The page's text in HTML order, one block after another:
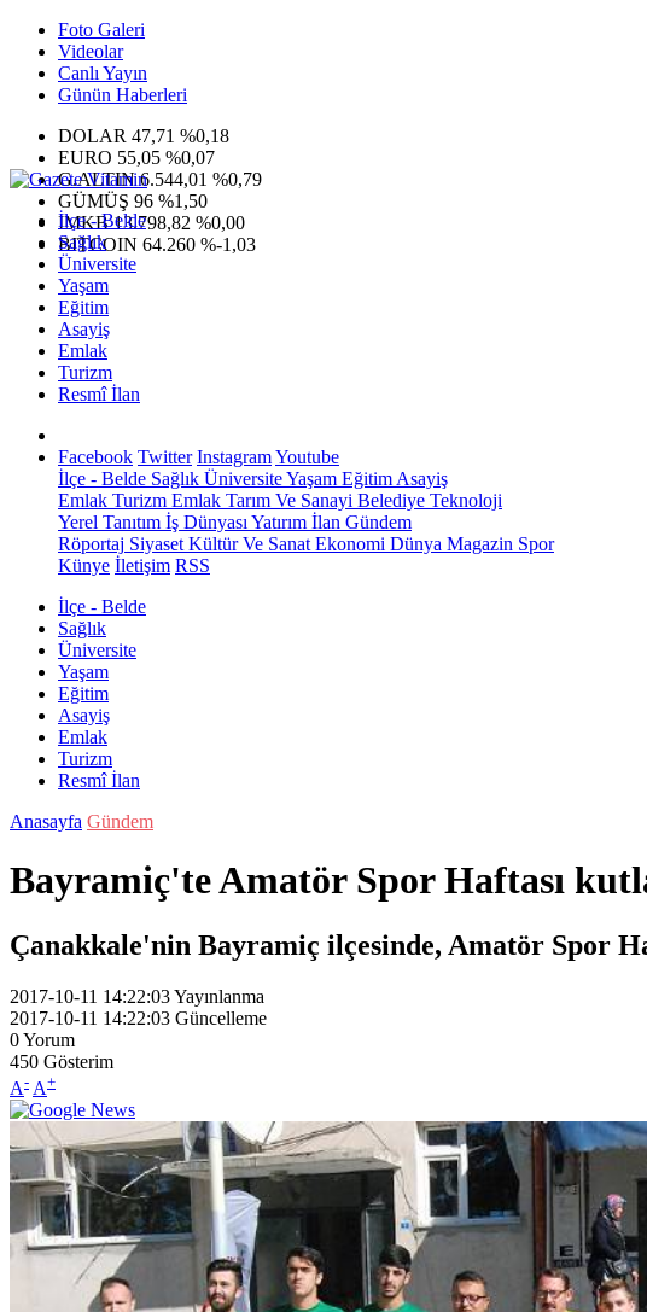
Foto Galeri
Videolar
Canlı Yayın
Günün Haberleri
DOLAR 47,71 %0,18
EURO 55,05 %0,07
G.ALTIN6.544,01 %0,79
GÜMÜŞ 96 %1,50
IMKB13.798,82 %0,00
BITCOIN 64.260 %-1,03
İlçe - Belde
Sağlık
Üniversite
Yaşam
Eğitim
Asayiş
Emlak
Turizm
Resmî İlan
Facebook Twitter InstagramYoutube
İlçe - Belde Sağlık ÜniversiteYaşam Eğitim Asayiş
Emlak Turizm Emlak Tarım Ve Sanayi Belediye Teknoloji
Yerel Tanıtım İş Dünyası Yatırım İlan Gündem
Röportaj Siyaset Kültür Ve Sanat Ekonomi Dünya Magazin Spor
Künye İletişim RSS
İlçe - Belde
Sağlık
Üniversite
Yaşam
Eğitim
Asayiş
Emlak
Turizm
Resmî İlan
Anasayfa Gündem
Bayramiç'te Amatör Spor Haftası
Çanakkale'nin Bayramiç ilçesinde, Amatör Spor
2017-10-11 14:22:03Yayınlanma
2017-10-11 14:22:03 Güncelleme
0Yorum
450 Gösterim
A- A+